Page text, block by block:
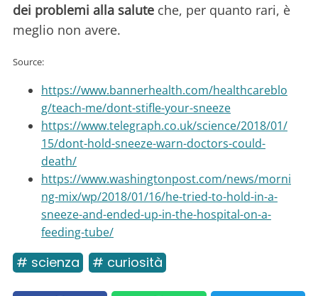
dei problemi alla salute che, per quanto rari, è
meglio non avere.
Source:
https://www.bannerhealth.com/healthcareblo
g/teach-me/dont-stifle-your-sneeze
https://www.telegraph.co.uk/science/2018/01/
15/dont-hold-sneeze-warn-doctors-could-
death/
https://www.washingtonpost.com/news/morni
ng-mix/wp/2018/01/16/he-tried-to-hold-in-a-
sneeze-and-ended-up-in-the-hospital-on-a-
feeding-tube/
# scienza # curiosità